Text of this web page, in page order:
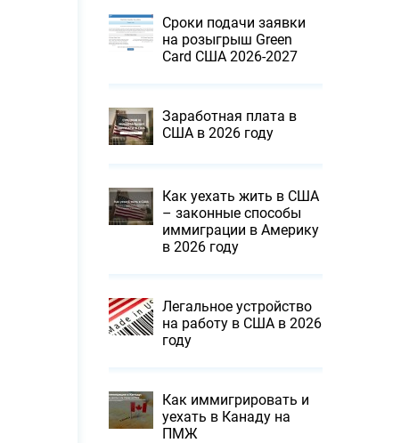
Сроки подачи заявки
на розыгрыш Green
Card США 2026-2027
Заработная плата в
США в 2026 году
Как уехать жить в США
– законные способы
иммиграции в Америку
в 2026 году
Легальное устройство
на работу в США в 2026
году
Как иммигрировать и
уехать в Канаду на
ПМЖ